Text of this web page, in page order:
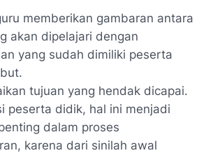
memberikan gambaran antara
akan dipelajari dengan
yang sudah dimiliki peserta
tujuan yang hendak dicapai.
peserta didik, hal ini menjadi
dalam proses
karena dari sinilah awal